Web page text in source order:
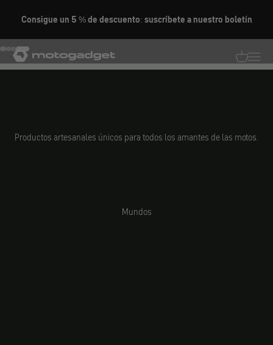
Consigue un 5 % de descuento: suscríbete a nuestro boletín
motogadget GmbH
DESCÚBRELO AHORA
Ir al elemento 1
Ir al elemento 2
Ir al elemento 3
Ir al elemento 4
Productos artesanales únicos para todos los amantes de las motos.
Mundos